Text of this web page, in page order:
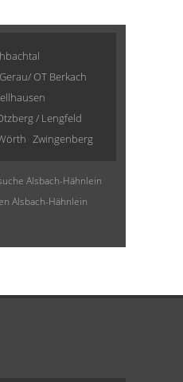
OT Berkach
/ Lengfeld
Zwingenberg
Alsbach-Hähnlein
Alsbach-Hähnlein